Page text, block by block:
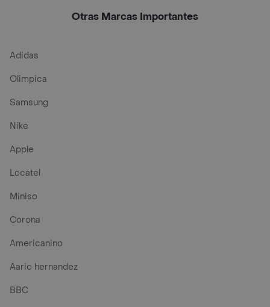
Otras Marcas Importantes
Adidas
Olimpica
Samsung
Nike
Apple
Locatel
Miniso
Corona
Americanino
Aario hernandez
BBC